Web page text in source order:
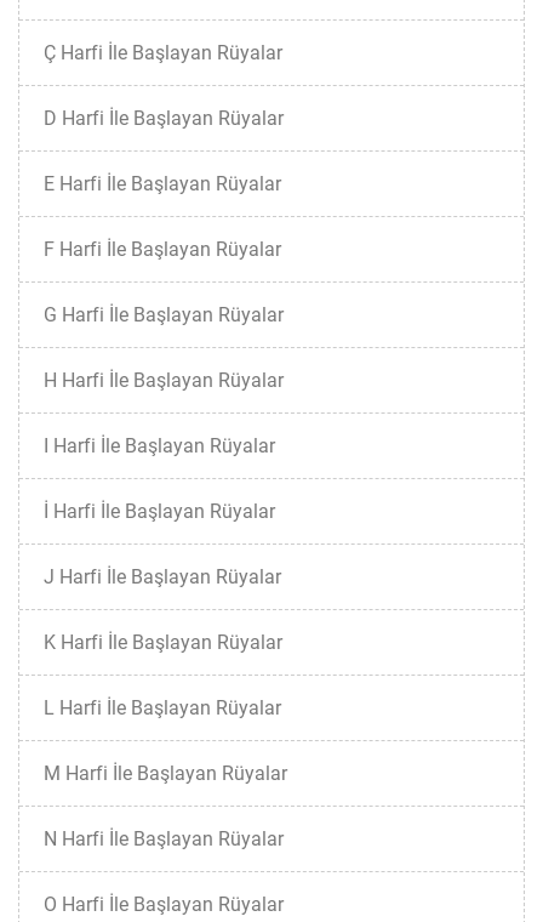
Ç Harfi İle Başlayan Rüyalar
D Harfi İle Başlayan Rüyalar
E Harfi İle Başlayan Rüyalar
F Harfi İle Başlayan Rüyalar
G Harfi İle Başlayan Rüyalar
H Harfi İle Başlayan Rüyalar
I Harfi İle Başlayan Rüyalar
İ Harfi İle Başlayan Rüyalar
J Harfi İle Başlayan Rüyalar
K Harfi İle Başlayan Rüyalar
L Harfi İle Başlayan Rüyalar
M Harfi İle Başlayan Rüyalar
N Harfi İle Başlayan Rüyalar
O Harfi İle Başlayan Rüyalar